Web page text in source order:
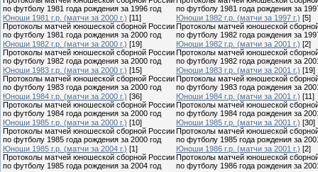
по футболу 1981 года рождения за 1996 год
по футболу 1981 года рождения за
Юноши 1981 г.р. (матчи за 2000 г.) [11]
Протоколы матчей юношеской сборной России
по футболу 1981 года рождения за 2000 год
Юноши 1982 г.р. (матчи за 1997 г.) [5]
Протоколы матчей юношеской
по футболу 1982 года рождения за
Юноши 1982 г.р. (матчи за 2000 г.) [19]
Протоколы матчей юношеской сборной России
по футболу 1982 года рождения за 2000 год
Юноши 1982 г.р. (матчи за 2001 г.) [2]
Протоколы матчей юношеской
по футболу 1982 года рождения за
Юноши 1983 г.р. (матчи за 2000 г.) [15]
Протоколы матчей юношеской сборной России
по футболу 1983 года рождения за 2000 год
Юноши 1983 г.р. (матчи за 2001 г.) [19]
Протоколы матчей юношеской
по футболу 1983 года рождения за
Юноши 1984 г.р. (матчи за 2000 г.) [36]
Протоколы матчей юношеской сборной России
по футболу 1984 года рождения за 2000 год
Юноши 1984 г.р. (матчи за 2001 г.) [11]
Протоколы матчей юношеской
по футболу 1984 года рождения за
Юноши 1985 г.р. (матчи за 2000 г.) [10]
Протоколы матчей юношеской сборной России
по футболу 1985 года рождения за 2000 год
Юноши 1985 г.р. (матчи за 2001 г.) [30]
Протоколы матчей юношеской
по футболу 1985 года рождения за
Юноши 1985 г.р. (матчи за 2004 г.) [1]
Протоколы матчей юношеской сборной России
по футболу 1985 года рождения за 2004 год
Юноши 1986 г.р. (матчи за 2001 г.) [2]
Протоколы матчей юношеской
по футболу 1986 года рождения за